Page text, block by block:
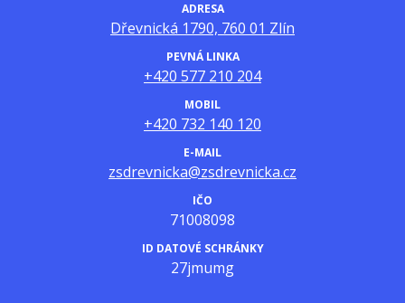
ADRESA
Dřevnická 1790, 760 01 Zlín
PEVNÁ LINKA
+420 577 210 204
MOBIL
+420 732 140 120
E-MAIL
zsdrevnicka@zsdrevnicka.cz
IČO
71008098
ID DATOVÉ SCHRÁNKY
27jmumg